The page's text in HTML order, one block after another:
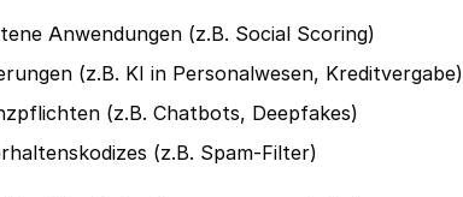
Anwendungen (z.B. Social Scoring)
(z.B. KI in Personalwesen, Kreditvergabe)
(z.B. Chatbots, Deepfakes)
(z.B. Spam-Filter)